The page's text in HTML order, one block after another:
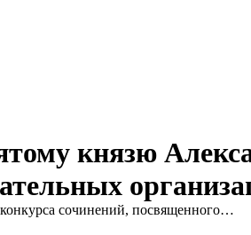
князю
сочинений, посвященного…